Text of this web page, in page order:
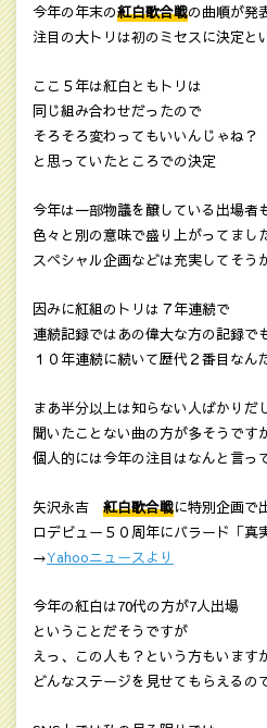
今年の年末の紅白歌合戦の曲順が発
注目の大トリは初のミセスに決定と
ここ５年は紅白ともトリは
同じ組み合わせだったので
そろそろ変わってもいいんじゃね？
と思っていたところでの決定
今年は一部物議を醸している出場者
色々と別の意味で盛り上がってまし
スペシャル企画などは充実してそう
因みに紅組のトリは７年連続で
連続記録ではあの偉大な方の記録で
１０年連続に続いて歴代２番目なん
まあ半分以上は知らない人ばかりだ
聞いたことない曲の方が多そうです
個人的には今年の注目はなんと言っ
矢沢永吉 紅白歌合戦に特別企画で
ロデビュー５０周年にバラード「真
→Yahooニュースより
今年の紅白は70代の方が7人出場
ということだそうですが
えっ、この人も？という方もいます
どんなステージを見せてもらえるの